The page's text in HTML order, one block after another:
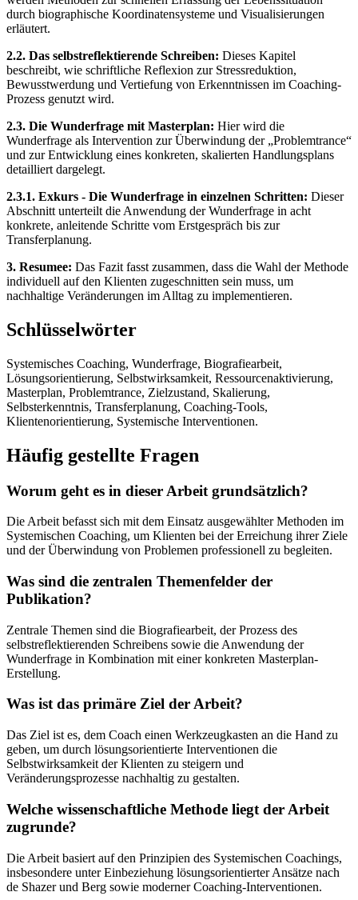
durch biographische Koordinatensysteme und Visualisierungen
erläutert.
2.2. Das selbstreflektierende Schreiben: Dieses Kapitel
beschreibt, wie schriftliche Reflexion zur Stressreduktion,
Bewusstwerdung und Vertiefung von Erkenntnissen im Coaching-
Prozess genutzt wird.
2.3. Die Wunderfrage mit Masterplan: Hier wird die
Wunderfrage als Intervention zur Überwindung der „Problemtrance“
und zur Entwicklung eines konkreten, skalierten Handlungsplans
detailliert dargelegt.
2.3.1. Exkurs - Die Wunderfrage in einzelnen Schritten: Dieser
Abschnitt unterteilt die Anwendung der Wunderfrage in acht
konkrete, anleitende Schritte vom Erstgespräch bis zur
Transferplanung.
3. Resumee: Das Fazit fasst zusammen, dass die Wahl der Methode
individuell auf den Klienten zugeschnitten sein muss, um
nachhaltige Veränderungen im Alltag zu implementieren.
Schlüsselwörter
Systemisches Coaching, Wunderfrage, Biografiearbeit,
Lösungsorientierung, Selbstwirksamkeit, Ressourcenaktivierung,
Masterplan, Problemtrance, Zielzustand, Skalierung,
Selbsterkenntnis, Transferplanung, Coaching-Tools,
Klientenorientierung, Systemische Interventionen.
Häufig gestellte Fragen
Worum geht es in dieser Arbeit grundsätzlich?
Die Arbeit befasst sich mit dem Einsatz ausgewählter Methoden im
Systemischen Coaching, um Klienten bei der Erreichung ihrer Ziele
und der Überwindung von Problemen professionell zu begleiten.
Was sind die zentralen Themenfelder der
Publikation?
Zentrale Themen sind die Biografiearbeit, der Prozess des
selbstreflektierenden Schreibens sowie die Anwendung der
Wunderfrage in Kombination mit einer konkreten Masterplan-
Erstellung.
Was ist das primäre Ziel der Arbeit?
Das Ziel ist es, dem Coach einen Werkzeugkasten an die Hand zu
geben, um durch lösungsorientierte Interventionen die
Selbstwirksamkeit der Klienten zu steigern und
Veränderungsprozesse nachhaltig zu gestalten.
Welche wissenschaftliche Methode liegt der Arbeit
zugrunde?
Die Arbeit basiert auf den Prinzipien des Systemischen Coachings,
insbesondere unter Einbeziehung lösungsorientierter Ansätze nach
de Shazer und Berg sowie moderner Coaching-Interventionen.